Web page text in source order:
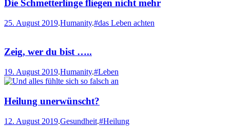
Die Schmetterlinge fliegen nicht mehr
25. August 2019.Humanity.#das Leben achten
Zeig, wer du bist …..
19. August 2019.Humanity.#Leben
Heilung unerwünscht?
12. August 2019.Gesundheit.#Heilung